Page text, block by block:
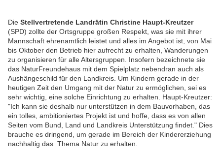
Die Stellvertretende Landrätin Christine Haupt-Kreutzer
(SPD) zollte der Ortsgruppe großen Respekt, was sie mit ihrer
Mannschaft ehrenamtlich leistet und alles im Angebot ist, von Mai
bis Oktober den Betrieb hier aufrecht zu erhalten, Wanderungen
zu organisieren für alle Altersgruppen. Insofern bezeichnete sie
das NaturFreundehaus mit dem Spielplatz nebendran auch als
Aushängeschild für den Landkreis. Um Kindern gerade in der
heutigen Zeit den Umgang mit der Natur zu ermöglichen, sei es
sehr wichtig, eine solche Einrichtung zu erhalten. Haupt-Kreutzer:
"Ich kann sie deshalb nur unterstützen in dem Bauvorhaben, das
ein tolles, ambitioniertes Projekt ist und hoffe, dass es von allen
Seiten vom Bund, Land und Landkreis Unterstützung findet." Dies
brauche es dringend, um gerade im Bereich der Kindererziehung
nachhaltig das Thema Natur zu erhalten.